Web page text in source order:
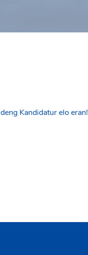
Kandidatur elo eran!